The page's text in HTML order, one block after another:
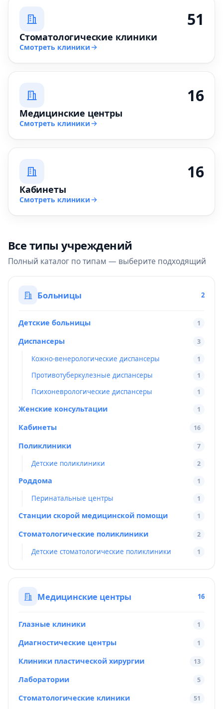
51
Стоматологические клиники
Смотреть клиники
16
Медицинские центры
Смотреть клиники
16
Кабинеты
Смотреть клиники
Все типы учреждений
Полный каталог по типам — выберите подходящий
Больницы 2
Детские больницы 1
Диспансеры 3
Кожно-венерологические диспансеры 1
Противотуберкулезные диспансеры 1
Психоневрологические диспансеры 1
Женские консультации 1
Кабинеты 16
Поликлиники 7
Детские поликлиники 2
Роддома 1
Перинатальные центры 1
Станции скорой медицинской помощи 1
Стоматологические поликлиники 2
Детские стоматологические поликлиники 1
Медицинские центры 16
Глазные клиники 1
Диагностические центры 1
Клиники пластической хирургии 13
Лаборатории 5
Стоматологические клиники 51